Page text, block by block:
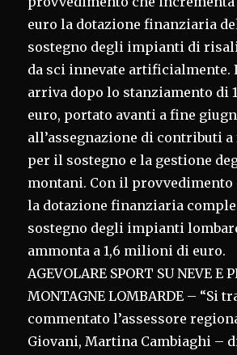
euro la dotazione finanziaria
sostegno degli impianti di
da sci innevate artificialmente.
arriva dopo lo stanziamento di
euro, portato avanti a fine
all’assegnazione di contributi
per il sostegno e la gestione
montani. Con il provvedimento
la dotazione finanziaria
sostegno degli impianti
ammonta a 1,6 milioni di euro.
AGEVOLARE SPORT SU NEVE E
MONTAGNE LOMBARDE – “Si
commentato l’assessore
Giovani, Martina Cambiaghi –